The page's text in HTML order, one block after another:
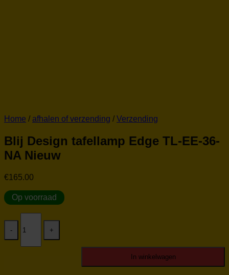
Home / afhalen of verzending / Verzending
Blij Design tafellamp Edge TL-EE-36-
NA Nieuw
€165.00
Op voorraad
Design
tafellamp
Edge
In winkelwagen